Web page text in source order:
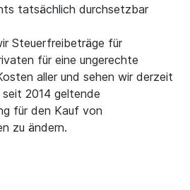
tatsächlich durchsetzbar
Steuerfreibeträge für
für eine ungerechte
aller und sehen wir derzeit
2014 geltende
für den Kauf von